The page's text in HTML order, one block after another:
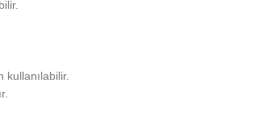
kullanılabilir.